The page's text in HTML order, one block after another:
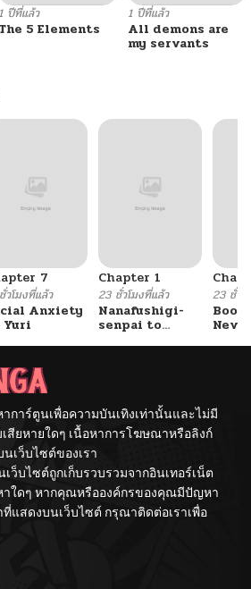
1 ปีที่แล้ว
5 Elements
1 ปีที่แล้ว
All demons are
my servants
7
วโมงที่แล้ว
Anxiety
Yuri
Chapter 1
23 ชั่วโมงที่แล้ว
Nanafushigi-
senpai to
23 ชั่วโ
การ์ตูนเพื่อความบันเทิงเท่านั้นและไม่มี
สียหายใดๆ เนื้อหาการโฆษณาหรือลิงก์
เว็บไซต์ของเรา
บไซต์ถูกเก็บรวบรวมจากอินเทอร์เน็ต
าใดๆ หากคุณหรือองค์กรของคุณมีปัญหา
ที่แสดงบนเว็บไซต์ กรุณาติดต่อเราเพื่อ